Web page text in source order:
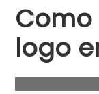
logo